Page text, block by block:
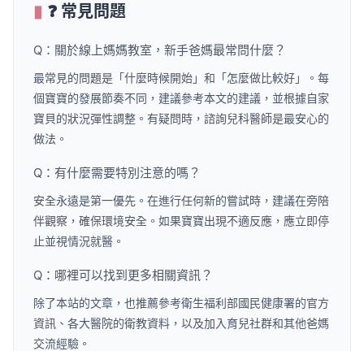
❓ 常見問題
Q：關於線上媽媽教室，新手爸媽最常問什麼？
最常見的問題是「什麼時候開始」和「怎麼做比較好」。每
個寶寶的發展節奏不同，建議參考本文的建議，並根據自家
寶貝的狀況彈性調整。有疑問時，諮詢兒科醫師是最安心的
做法。
Q：有什麼需要特別注意的嗎？
安全永遠是第一優先。在進行任何新的嘗試時，建議在旁陪
伴觀察，確保環境安全。如果寶寶出現不適反應，應立即停
止並視情況就醫。
Q：哪裡可以找到更多相關資訊？
除了本站的文章，也推薦參考衛生福利部國民健康署的官方
資訊、各大醫院的衛教資料，以及加入育兒社群和其他爸媽
交流經驗。